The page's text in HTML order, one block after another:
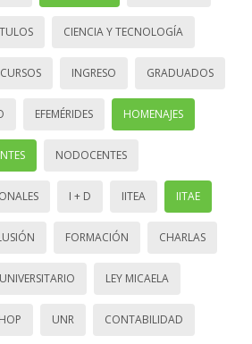
CIENCIA Y TECNOLOGÍA
CURSOS INGRESO GRADUADOS
EFEMÉRIDES HOMENAJES
NODOCENTES
I + D IITEA IITAE
FORMACIÓN CHARLAS
LEY MICAELA
UNR CONTABILIDAD